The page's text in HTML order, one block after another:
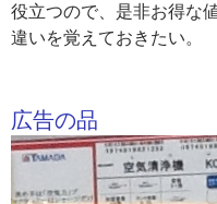
役立つので、是非お得な
違いを覚えておきたい。
広告の品